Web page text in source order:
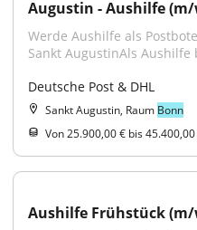
Augustin - Aushilfe
Werde Aushilfe als
Sankt AugustinAls Aushilfe
Deutsche Post & DHL
Sankt Augustin, Raum Bonn
Von 25.900,00 € bis
Aushilfe Frühstück